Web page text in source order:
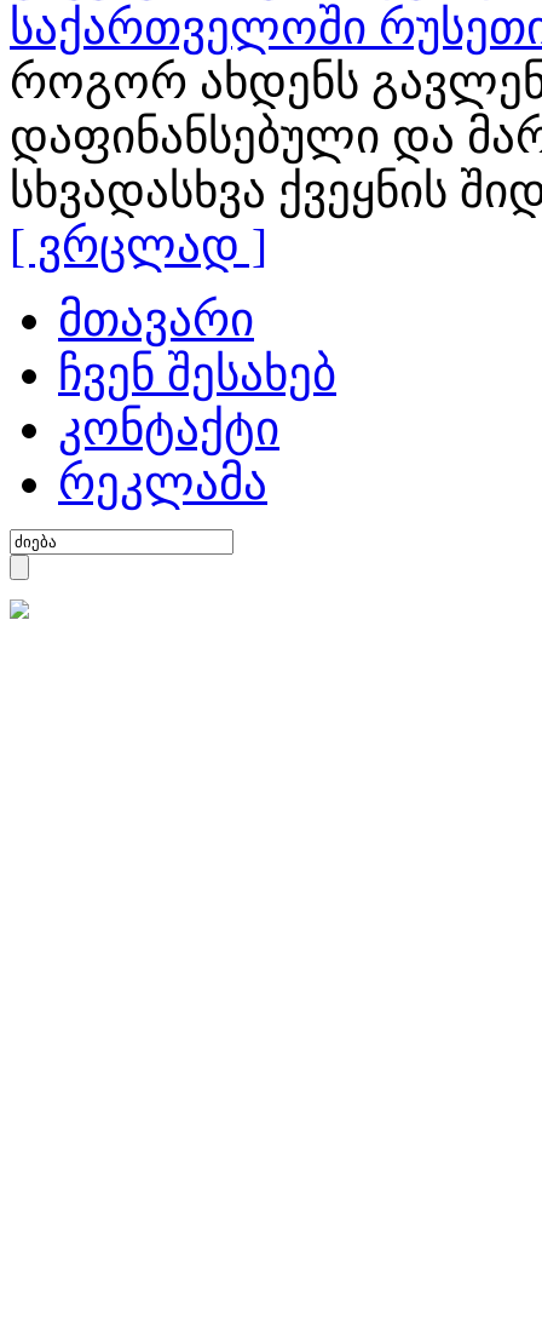
საქართველოში
როგორ ახდენს
დაფინანსებული და
სხვადასხვა ქვეყნის
[ ვრცლად ]
მთავარი
ჩვენ შესახებ
კონტაქტი
რეკლამა